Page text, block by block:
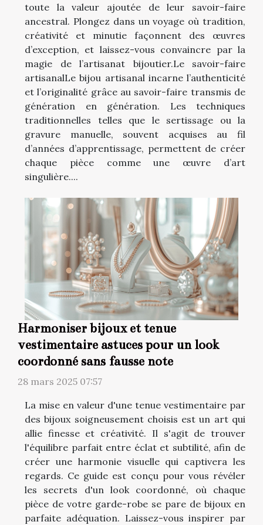
toute la valeur ajoutée de leur savoir-faire
ancestral. Plongez dans un voyage où tradition,
créativité et minutie façonnent des œuvres
d’exception, et laissez-vous convaincre par la
magie de l’artisanat bijoutier.Le savoir-faire
artisanalLe bijou artisanal incarne l’authenticité
et l’originalité grâce au savoir-faire transmis de
génération en génération. Les techniques
traditionnelles telles que le sertissage ou la
gravure manuelle, souvent acquises au fil
d’années d’apprentissage, permettent de créer
chaque pièce comme une œuvre d’art
singulière....
Harmoniser bijoux et tenue
vestimentaire astuces pour un look
coordonné sans fausse note
28 mars 2025 07:57
La mise en valeur d'une tenue vestimentaire par
des bijoux soigneusement choisis est un art qui
allie finesse et créativité. Il s'agit de trouver
l'équilibre parfait entre éclat et subtilité, afin de
créer une harmonie visuelle qui captivera les
regards. Ce guide est conçu pour vous révéler
les secrets d'un look coordonné, où chaque
pièce de votre garde-robe se pare de bijoux en
parfaite adéquation. Laissez-vous inspirer par